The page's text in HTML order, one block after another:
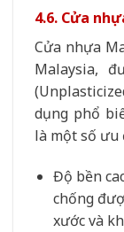
4.6. Cửa
Cửa nhựa
Malaysia,
dụng phổ
là một số ưu
Độ bền
chống
xước và